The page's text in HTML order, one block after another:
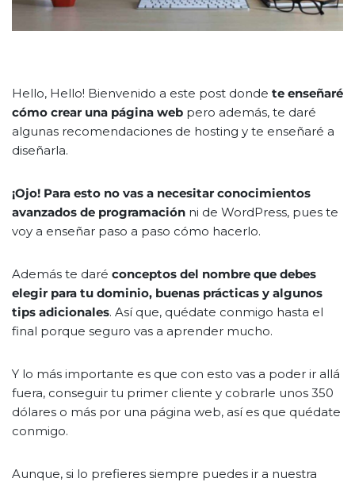
Hello, Hello! Bienvenido a este post donde te enseñaré
cómo crear una página web pero además, te daré
algunas recomendaciones de hosting y te enseñaré a
diseñarla.
¡Ojo! Para esto no vas a necesitar conocimientos
avanzados de programación ni de WordPress, pues te
voy a enseñar paso a paso cómo hacerlo.
Además te daré conceptos del nombre que debes
elegir para tu dominio, buenas prácticas y algunos
tips adicionales. Así que, quédate conmigo hasta el
final porque seguro vas a aprender mucho.
Y lo más importante es que con esto vas a poder ir allá
fuera, conseguir tu primer cliente y cobrarle unos 350
dólares o más por una página web, así es que quédate
conmigo.
Aunque, si lo prefieres siempre puedes ir a nuestra